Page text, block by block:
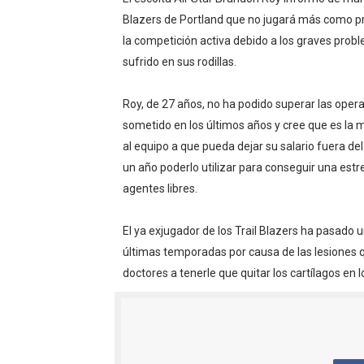
EFA y AFLE 2026 -
Grandes éxitos por fin
Campeonato de Europa
Campeonato de Europa
Mundial de lacrosse
Máxima celebración en
Mundial de esgrima 2026
Raquel Rodriguez es la
Athletes Unlimited
Mundial de piragüismo
Blazers de Portland que no jugará más como
la competición activa debido a los graves
sufrido en sus rodillas.
Roy, de 27 años, no ha podido superar las
sometido en los últimos años y cree que es la
al equipo a que pueda dejar su salario fuera
un año poderlo utilizar para conseguir una
agentes libres.
El ya exjugador de los Trail Blazers ha pasado
últimas temporadas por causa de las lesiones
doctores a tenerle que quitar los cartílagos en